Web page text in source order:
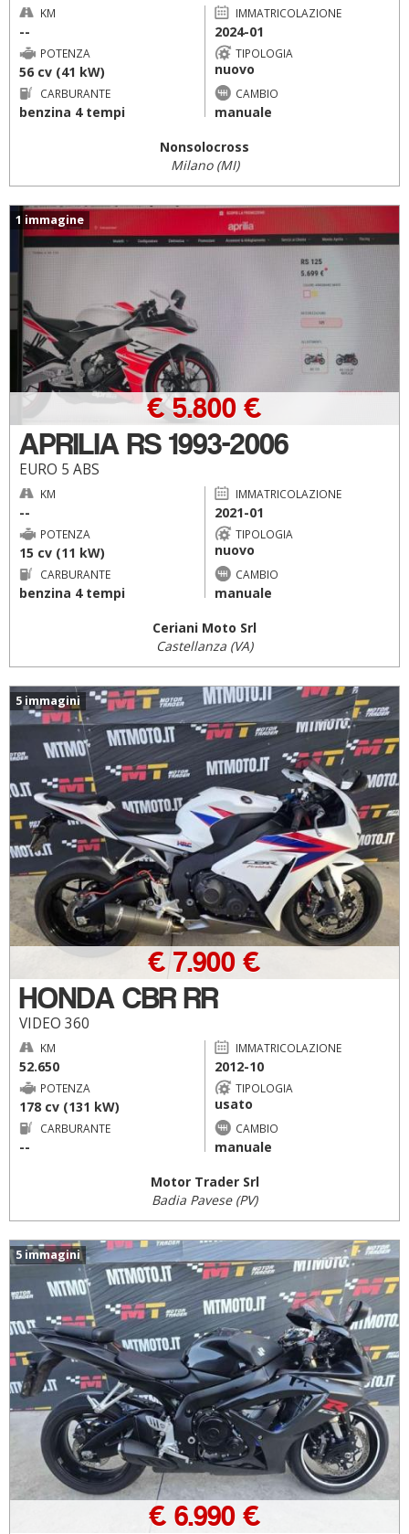
KM
--
IMMATRICOLAZIONE
2024-01
POTENZA
56 cv (41 kW)
TIPOLOGIA
nuovo
CARBURANTE
benzina 4 tempi
CAMBIO
manuale
Nonsolocross
Milano (MI)
1 immagine
APRILIA RS 1993-2006
EURO 5 ABS
€ 5.800 €
KM
--
IMMATRICOLAZIONE
2021-01
POTENZA
15 cv (11 kW)
TIPOLOGIA
nuovo
CARBURANTE
benzina 4 tempi
CAMBIO
manuale
Ceriani Moto Srl
Castellanza (VA)
5 immagini
HONDA CBR RR
VIDEO 360
€ 7.900 €
KM
52.650
IMMATRICOLAZIONE
2012-10
POTENZA
178 cv (131 kW)
TIPOLOGIA
usato
CARBURANTE
--
CAMBIO
manuale
Motor Trader Srl
Badia Pavese (PV)
5 immagini
€ 6.990 €